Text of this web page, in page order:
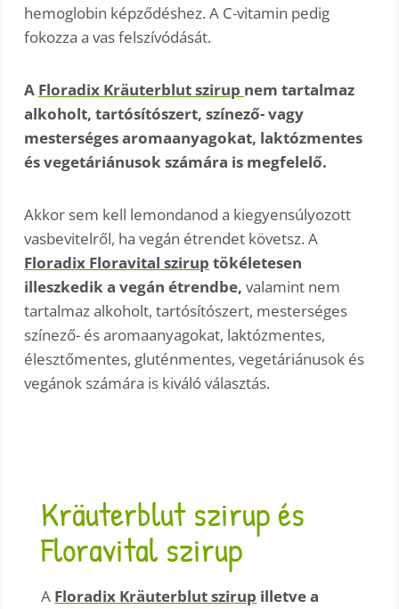
hemoglobin képződéshez. A C-vitamin pedig
fokozza a vas felszívódását.
A Floradix Kräuterblut szirup nem tartalmaz
alkoholt, tartósítószert, színező- vagy
mesterséges aromaanyagokat, laktózmentes
és vegetáriánusok számára is megfelelő.
Akkor sem kell lemondanod a kiegyensúlyozott
vasbevitelről, ha vegán étrendet követsz. A
Floradix Floravital szirup tökéletesen
illeszkedik a vegán étrendbe, valamint nem
tartalmaz alkoholt, tartósítószert, mesterséges
színező- és aromaanyagokat, laktózmentes,
élesztőmentes, gluténmentes, vegetáriánusok és
vegánok számára is kiváló választás.
Kräuterblut szirup és
Floravital szirup
A Floradix Kräuterblut szirup illetve a